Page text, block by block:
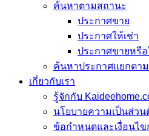
ค้นหาตามสถานะ
ประกาศขาย
ประกาศให้เช่า
ประกาศขายหรือ
ค้นหาประกาศแยกตา
เกี่ยวกับเรา
รู้จักกับ
นโยบายความเป็นส่วน
ข้อกำหนดและเงื่อนไข